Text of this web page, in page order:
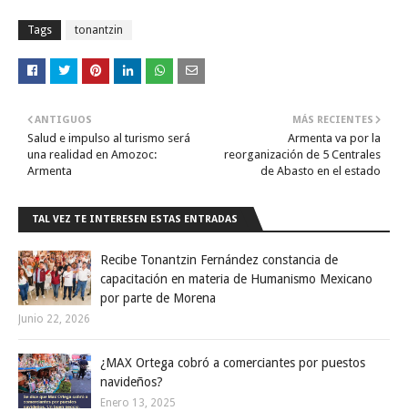
Tags tonantzin
MÁS RECIENTES
Armenta va por la
reorganización de 5 Centrales
de Abasto en el estado
ANTIGUOS
Salud e impulso al turismo será
una realidad en Amozoc:
Armenta
TAL VEZ TE INTERESEN ESTAS ENTRADAS
Recibe Tonantzin Fernández constancia de
capacitación en materia de Humanismo Mexicano
por parte de Morena
Junio 22, 2026
¿MAX Ortega cobró a comerciantes por puestos
navideños?
Enero 13, 2025